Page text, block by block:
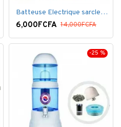
Batteuse Electrique sarclette à main– 7 vitesses
6,000FCFA 14,000FCFA
-25 %